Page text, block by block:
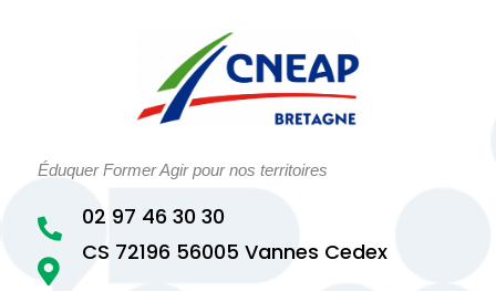
Éduquer Former Agir pour nos territoires


CS 72196 56005 Vannes Cedex
02 97 46 30 30